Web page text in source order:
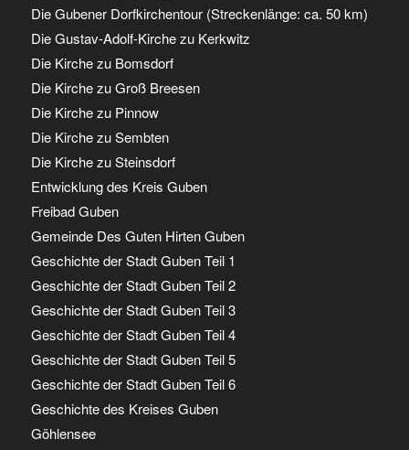
Die Gubener Dorfkirchentour (Streckenlänge: ca. 50 km)
Die Gustav-Adolf-Kirche zu Kerkwitz
Die Kirche zu Bomsdorf
Die Kirche zu Groß Breesen
Die Kirche zu Pinnow
Die Kirche zu Sembten
Die Kirche zu Steinsdorf
Entwicklung des Kreis Guben
Freibad Guben
Gemeinde Des Guten Hirten Guben
Geschichte der Stadt Guben Teil 1
Geschichte der Stadt Guben Teil 2
Geschichte der Stadt Guben Teil 3
Geschichte der Stadt Guben Teil 4
Geschichte der Stadt Guben Teil 5
Geschichte der Stadt Guben Teil 6
Geschichte des Kreises Guben
Göhlensee